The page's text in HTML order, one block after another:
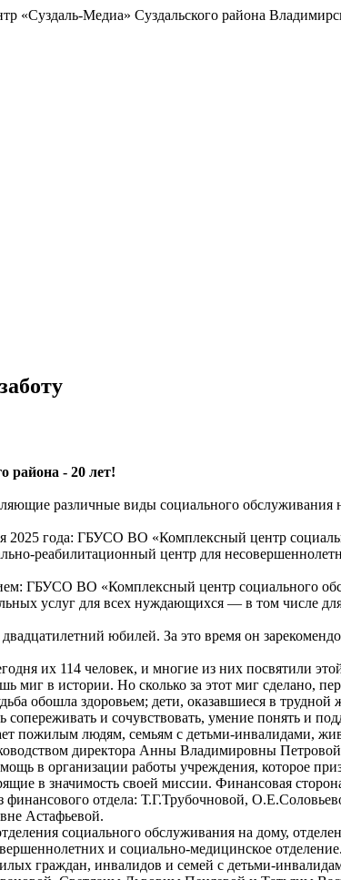
«Суздаль-Медиа» Суздальского района
района - 20 лет!
различные виды социального
года: ГБУСО ВО «Комплексный центр
центр для
ГБУСО ВО «Комплексный центр социального
услуг для всех нуждающихся — в том числе
юбилей. За это время он
их 114 человек, и многие из них посвятили
миг в истории. Но сколько за этот миг сделано,
обошла здоровьем; дети, оказавшиеся в трудной
и сочувствовать, умение понять и
пожилым людям, семьям с детьми-инвалидами,
директора Анны Владимировны
в организации работы учреждения, которое
в значимость своей миссии. Финансовая
финансового отдела: Т.Г.Трубочновой,
Астафьевой.
социального обслуживания на дому,
и социально-медицинское отделение.
граждан, инвалидов и семей с детьми-